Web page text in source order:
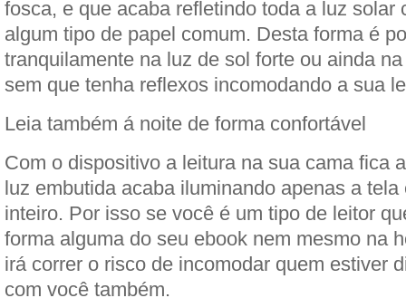
fosca, e que acaba refletindo toda a luz solar
algum tipo de papel comum. Desta forma é
tranquilamente na luz de sol forte ou ainda
sem que tenha reflexos incomodando a sua
Leia também á noite de forma confortável
Com o dispositivo a leitura na sua cama fica
luz embutida acaba iluminando apenas a
inteiro. Por isso se você é um tipo de leitor
forma alguma do seu ebook nem mesmo na
irá correr o risco de incomodar quem estiver
com você também.